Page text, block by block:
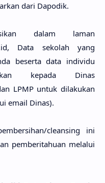
dari Dapodik.
dalam laman
Data sekolah yang
beserta data individu
kepada Dinas
LPMP untuk dilakukan
email Dinas).
cleansing ini
pemberitahuan melalui